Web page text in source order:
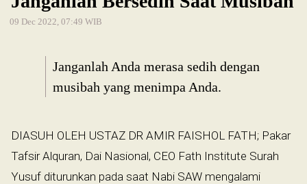
09 Dec 2022, 07:49 WIB
Janganlah Anda merasa sedih dengan
musibah yang menimpa Anda.
DIASUH OLEH USTAZ DR AMIR FAISHOL FATH; Pakar
Tafsir Alquran, Dai Nasional, CEO Fath Institute Surah
Yusuf diturunkan pada saat Nabi SAW mengalami